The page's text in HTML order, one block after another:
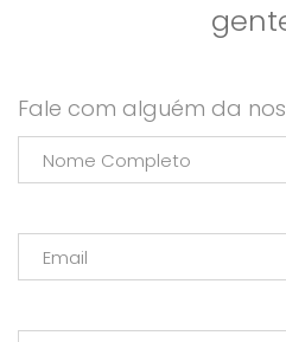
Fale com alguém da